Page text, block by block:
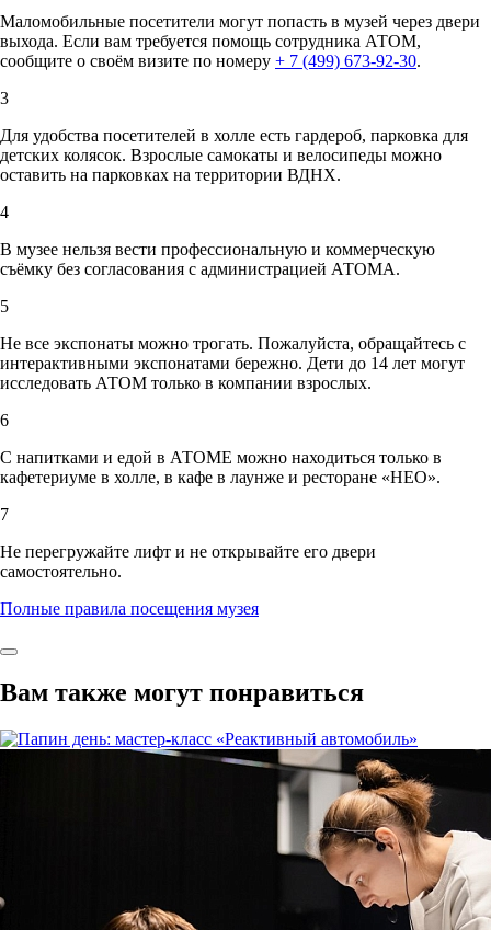
Маломобильные посетители могут попасть в музей через двери
выхода. Если вам требуется помощь сотрудника АТОМ,
сообщите о своём визите по номеру + 7 (499) 673-92-30.
3
Для удобства посетителей в холле есть гардероб, парковка для
детских колясок. Взрослые самокаты и велосипеды можно
оставить на парковках на территории ВДНХ.
4
В музее нельзя вести профессиональную и коммерческую
съёмку без согласования с администрацией АТОМА.
5
Не все экспонаты можно трогать. Пожалуйста, обращайтесь с
интерактивными экспонатами бережно. Дети до 14 лет могут
исследовать АТОМ только в компании взрослых.
6
С напитками и едой в АТОМЕ можно находиться только в
кафетериуме в холле, в кафе в лаунже и ресторане «НЕО».
7
Не перегружайте лифт и не открывайте его двери
самостоятельно.
Полные правила посещения музея
Вам также могут понравиться